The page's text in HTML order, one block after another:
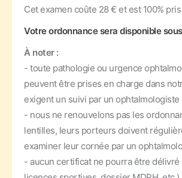
Cet examen coûte 28 € et est 100%
Votre ordonnance sera disponible
À noter :
- toute pathologie ou urgence
peuvent être prises en charge dans
exigent un suivi par un ophtalmologiste
- nous ne renouvelons pas les
lentilles, leurs porteurs doivent
examiner leur cornée par un
- aucun certificat ne pourra être délivré